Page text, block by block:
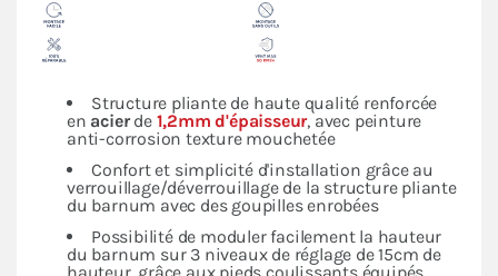
Structure pliante de haute qualité renforcée
en acierde 1,2mm d'épaisseur, avec peinture
anti-corrosion texture mouchetée
Confort et simplicité d'installation grâce au
verrouillage/déverrouillage de la structure pliante
du barnum avec des goupilles enrobées
Possibilité de moduler facilement la hauteur
du barnum sur 3 niveaux de réglage de 15cm de